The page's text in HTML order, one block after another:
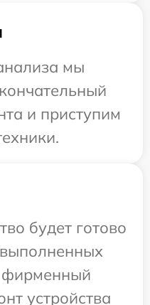
мы
и приступим
будет готово
фирменный
устройства